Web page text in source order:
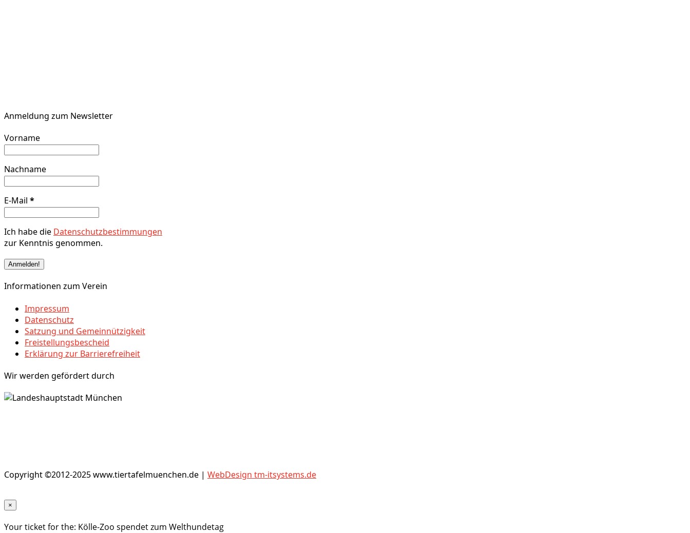
Anmeldung zum Newsletter
Vorname
Nachname
E-Mail *
Ich habe die Datenschutzbestimmungen
zur Kenntnis genommen.
Informationen zum Verein
Impressum
Datenschutz
Satzung und Gemeinnützigkeit
Freistellungsbescheid
Erklärung zur Barrierefreiheit
Wir werden gefördert durch
Copyright ©2012-2025 www.tiertafelmuenchen.de | WebDesign tm-itsystems.de
×
Your ticket for the: Kölle-Zoo spendet zum Welthundetag